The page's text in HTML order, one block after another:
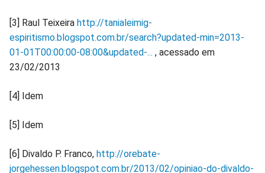
[3] Raul Teixeira http://tanialeimig-
espiritismo.blogspot.com.br/search?updated-min=2013-
01-01T00:00:00-08:00&updated-... , acessado em
23/02/2013
[4] Idem
[5] Idem
[6] Divaldo P. Franco, http://orebate-
jorgehessen.blogspot.com.br/2013/02/opiniao-do-divaldo-